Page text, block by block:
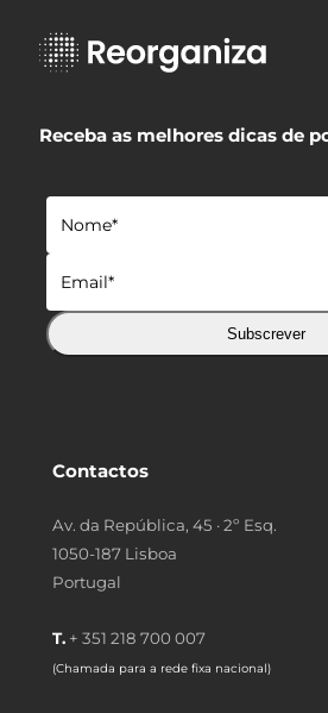
Receba as melhores dicas de
Subscrever
Contactos
Av. da República, 45 · 2º Esq.
1050-187 Lisboa
Portugal
T. + 351 218 700 007
(Chamada para a rede fixa nacional)